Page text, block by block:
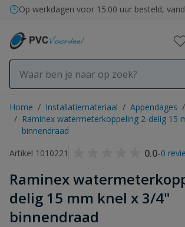
Ga naar de inhoud
Op werkdagen voor 15:00 uur besteld,
Home / Installatiemateriaal / Appendages /
/ Raminex watermeterkoppeling 2-delig 15
binnendraad
Artikel 1010221
0.0-0
Raminex
delig 15 mm knel x 3/4"
binnendraad